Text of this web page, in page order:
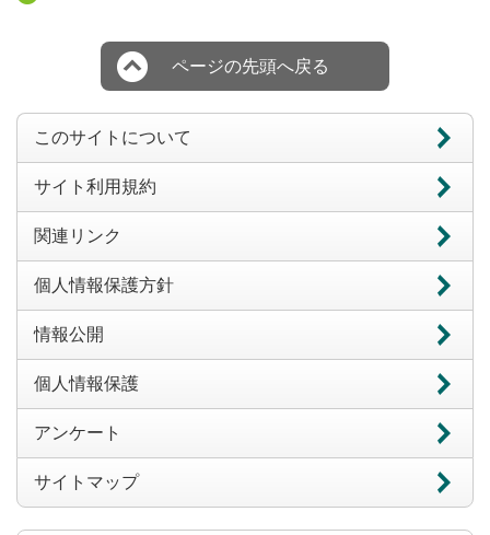
ページの先頭へ戻る
このサイトについて
サイト利用規約
関連リンク
個人情報保護方針
情報公開
個人情報保護
アンケート
サイトマップ